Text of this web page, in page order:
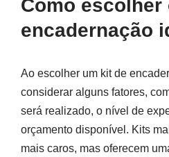
Como escolher
encadernação
Ao escolher um kit de
considerar alguns fatores,
será realizado, o nível de
orçamento disponível. Kits
mais caros, mas oferecem